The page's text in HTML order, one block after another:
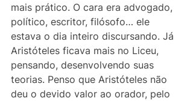
mais prático. O cara era advogado,
político, escritor, filósofo… ele
estava o dia inteiro discursando. Já
Aristóteles ficava mais no Liceu,
pensando, desenvolvendo suas
teorias. Penso que Aristóteles não
deu o devido valor ao orador, pelo